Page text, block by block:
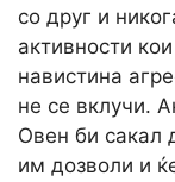
со друг и
активности
навистина
не се вклучи.
Овен би сакал
им дозволи и